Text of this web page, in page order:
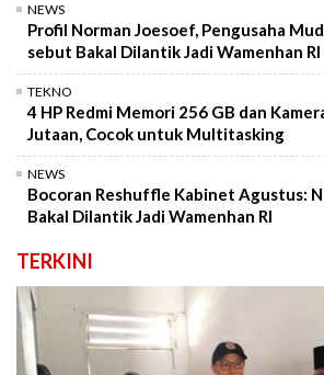
NEWS
Profil Norman Joesoef, Pengusaha
sebut Bakal Dilantik Jadi Wamenhan RI
TEKNO
4 HP Redmi Memori 256 GB dan
Jutaan, Cocok untuk Multitasking
NEWS
Bocoran Reshuffle Kabinet Agustus:
Bakal Dilantik Jadi Wamenhan RI
TERKINI